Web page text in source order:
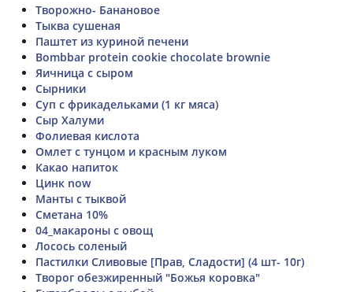
Творожно- Банановое
Тыква сушеная
Паштет из куриной печени
Bombbar protein cookie chocolate brownie
Яичница с сыром
Сырники
Суп с фрикадельками (1 кг мяса)
Сыр Халуми
Фолиевая кислота
Омлет с тунцом и красным луком
Какао напиток
Цинк now
Манты с тыквой
Сметана 10%
04_макароны с овощ
Лосось соленый
Пастилки Сливовые [Прав, Сладости] (4 шт- 10г)
Творог обезжиренный "Божья коровка"